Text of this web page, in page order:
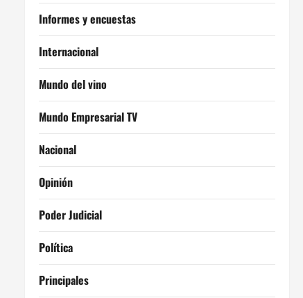
Informes y encuestas
Internacional
Mundo del vino
Mundo Empresarial TV
Nacional
Opinión
Poder Judicial
Política
Principales